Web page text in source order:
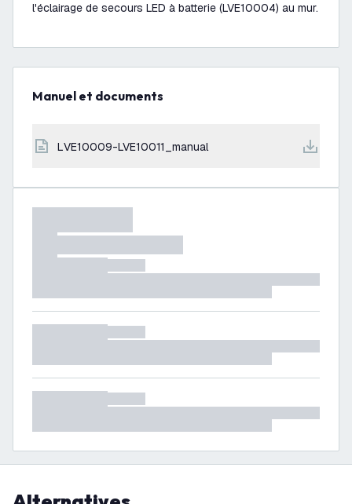
l'éclairage de secours LED à batterie (LVE10004) au mur.
Manuel et documents
LVE10009-LVE10011_manual